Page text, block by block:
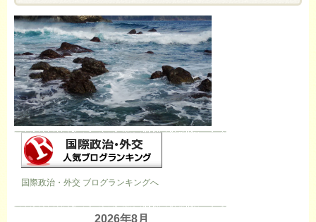
国際政治・外交 ブログランキングへ
2026年8月